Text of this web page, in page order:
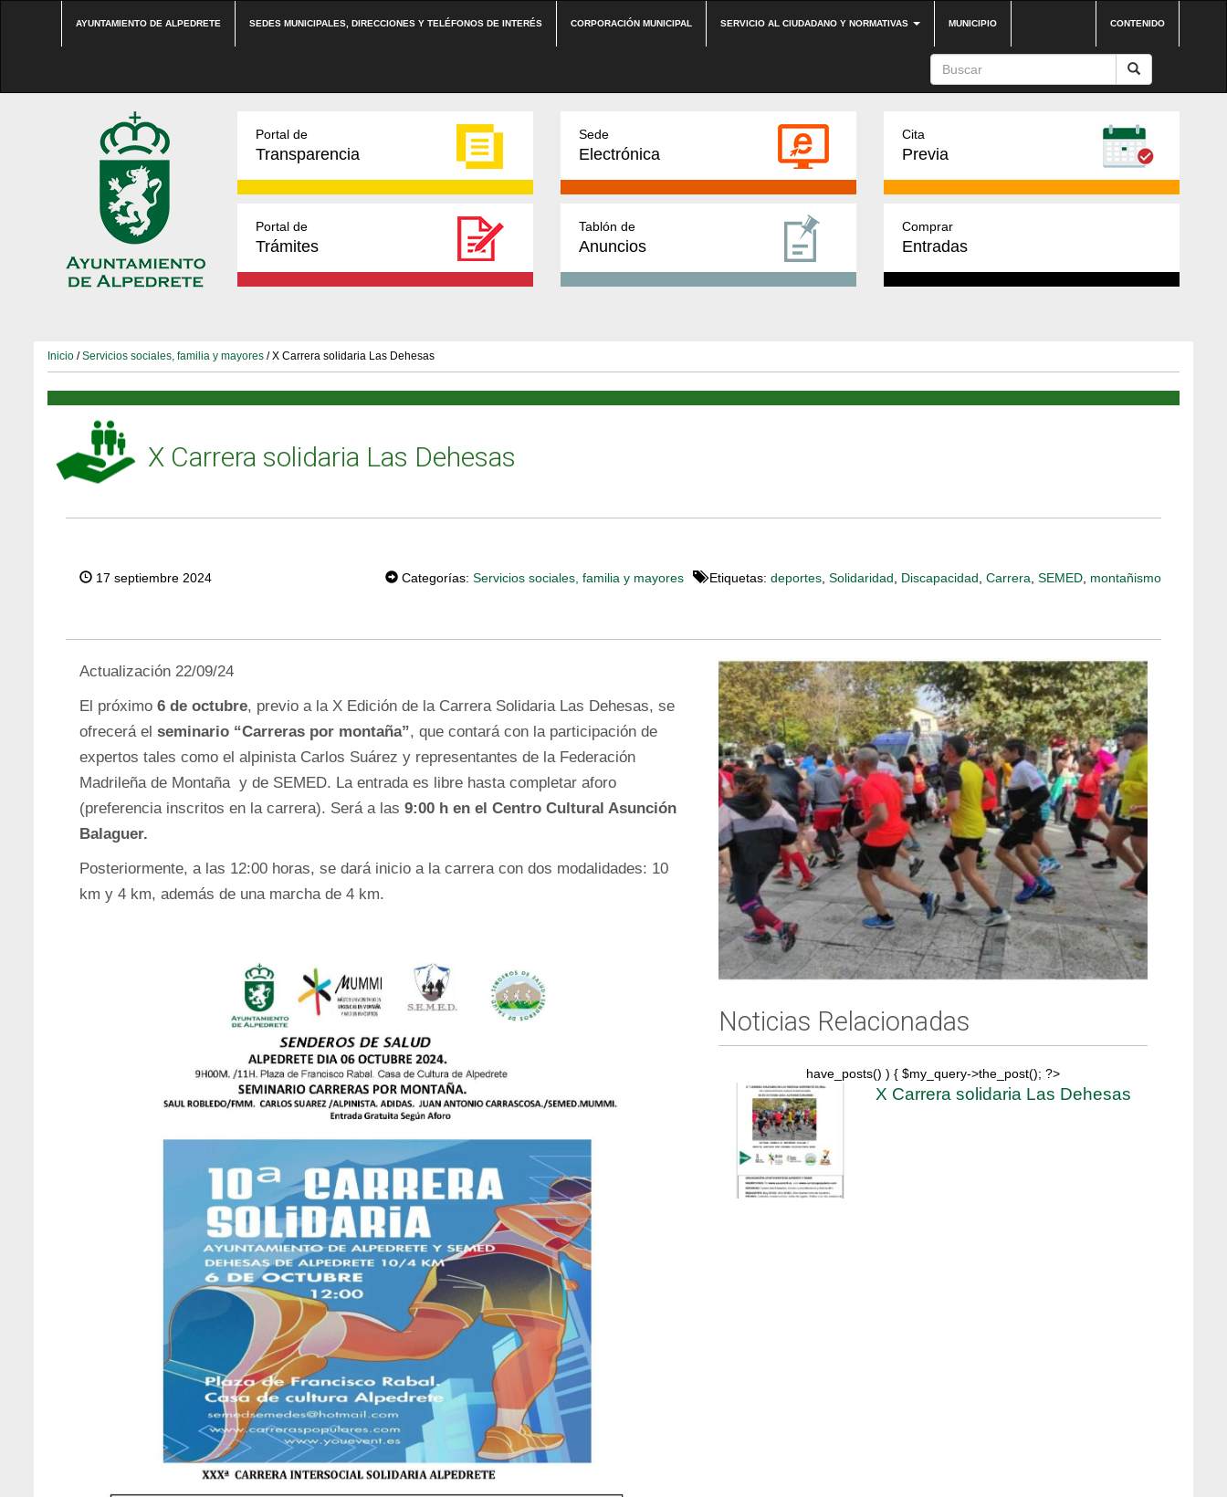
AYUNTAMIENTO DE ALPEDRETE SEDES MUNICIPALES, DIRECCIONES Y TELÉFONOS DE INTERÉS CORPORACIÓN MUNICIPAL SERVICIO AL CIUDADANO Y NORMATIVAS MUNICIPIO CONTENIDO
Portal de
Transparencia
Sede
Electrónica
Cita
Previa
Portal de
Trámites
Tablón de
Anuncios
Comprar
Entradas
Inicio /Servicios sociales, familia y mayores / X Carrera solidaria Las Dehesas
X Carrera solidaria Las Dehesas
17 septiembre 2024 Categorías: Servicios sociales, familia y mayores Etiquetas: deportes Solidaridad Discapacidad Carrera SEMED montañismo
Actualización 22/09/24
El próximo 6 de octubre, previo a la X Edición de la Carrera Solidaria Las Dehesas, se
ofrecerá el seminario “Carreras por montaña”, que contará con la participación de
expertos tales como el alpinista Carlos Suárez y representantes de la Federación
Madrileña de Montaña y de SEMED. La entrada es libre hasta completar aforo
(preferencia inscritos en la carrera). Será a las 9:00 h en el Centro Cultural Asunción
Balaguer.
Posteriormente, a las 12:00 horas, se dará inicio a la carrera con dos modalidades: 10
km y 4 km, además de una marcha de 4 km.
Noticias Relacionadas
have_posts() ) { $my_query->the_post(); ?>
X Carrera solidaria Las Dehesas